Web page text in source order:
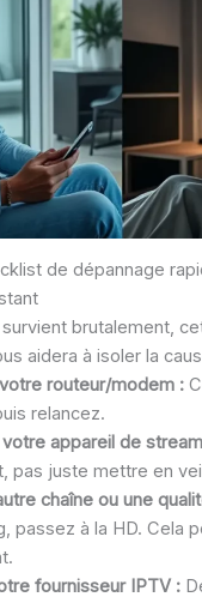
de dépannage
brutalement,
aidera à isoler la
routeur/modem :
relancez.
appareil de
pas juste mettre en
chaîne ou une
passez à la HD. Cela
fournisseur IPTV :